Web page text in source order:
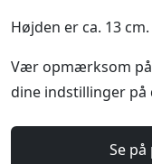
Højden er ca. 13 cm.
Vær opmærksom
dine indstillinger
Se